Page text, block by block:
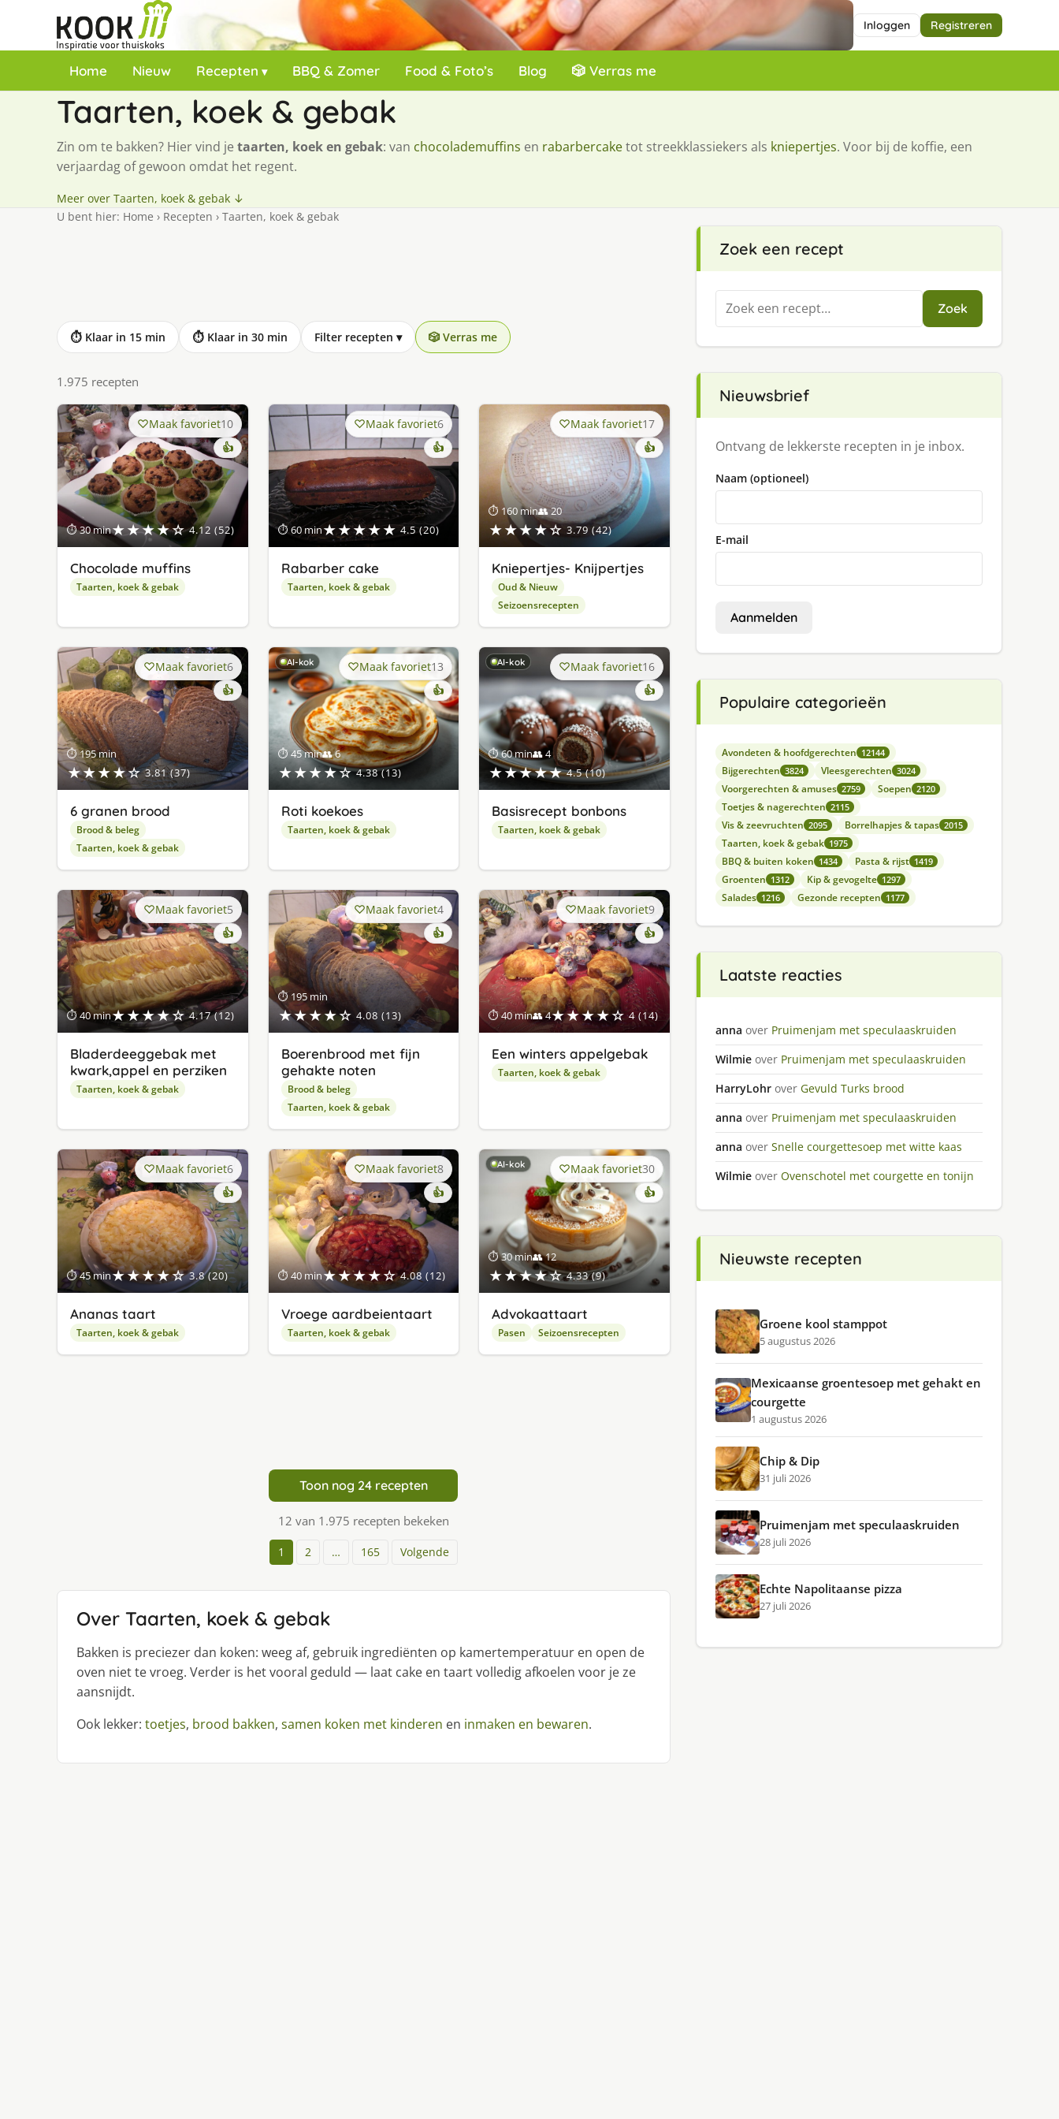
Inloggen Registreren
Home Nieuw Recepten BBQ & Zomer Food & Foto’s Blog 🎲 Verras me
Taarten, koek & gebak
Zin om te bakken? Hier vind je taarten, koek en gebak: van chocolademuffins en rabarbercaketot streekklassiekers als kniepertjes. Voor bij de koffie, een
verjaardag of gewoon omdat het regent.
Meer over Taarten, koek & gebak ↓
U bent hier: Home › Recepten › Taarten, koek & gebak
⏱ Klaar in 15 min ⏱ Klaar in 30 min Filter recepten ▾ 🎲 Verras me
1.975 recepten
⏱ 30 min★★★★☆ 4.12 (52)
Maak favoriet10
👍
Chocolade muffins
Taarten, koek & gebak
⏱ 60 min★★★★★ 4.5 (20)
Maak favoriet6
👍
Rabarber cake
Taarten, koek & gebak
⏱ 160 min👥 20
★★★★☆ 3.79 (42)
Maak favoriet17
👍
Kniepertjes- Knijpertjes
Oud & Nieuw
Seizoensrecepten
⏱ 195 min
★★★★☆ 3.81 (37)
Maak favoriet6
👍
6 granen brood
Brood & beleg
Taarten, koek & gebak
AI-kok
⏱ 45 min👥 6
★★★★☆ 4.38 (13)
Maak favoriet13
👍
Roti koekoes
Taarten, koek & gebak
AI-kok
⏱ 60 min👥 4
★★★★★ 4.5 (10)
Maak favoriet16
👍
Basisrecept bonbons
Taarten, koek & gebak
⏱ 40 min★★★★☆ 4.17 (12)
Maak favoriet5
👍
Bladerdeeggebak met
kwark,appel en perziken
Taarten, koek & gebak
⏱ 195 min
★★★★☆ 4.08 (13)
Maak favoriet4
👍
Boerenbrood met fijn
gehakte noten
Brood & beleg
Taarten, koek & gebak
⏱ 40 min👥 4★★★★☆ 4 (14)
Maak favoriet9
👍
Een winters appelgebak
Taarten, koek & gebak
⏱ 45 min★★★★☆ 3.8 (20)
Maak favoriet6
👍
Ananas taart
Taarten, koek & gebak
⏱ 40 min★★★★☆ 4.08 (12)
Maak favoriet8
👍
Vroege aardbeientaart
Taarten, koek & gebak
AI-kok
⏱ 30 min👥 12
★★★★☆ 4.33 (9)
Maak favoriet30
👍
Advokaattaart
Pasen Seizoensrecepten
Toon nog 24 recepten
12 van 1.975 recepten bekeken
1 2 … 165 Volgende
Over Taarten, koek & gebak
Bakken is preciezer dan koken: weeg af, gebruik ingrediënten op kamertemperatuur en open de
oven niet te vroeg. Verder is het vooral geduld — laat cake en taart volledig afkoelen voor je ze
aansnijdt.
Ook lekker: toetjes, brood bakken, samen koken met kinderen en inmaken en bewaren.
Zoek een recept
Zoeken
naar:
Zoek
Nieuwsbrief
Ontvang de lekkerste recepten in je inbox.
Naam (optioneel)
E-mail
Aanmelden
Populaire categorieën
Avondeten & hoofdgerechten 12144
Bijgerechten 3824 Vleesgerechten 3024
Voorgerechten & amuses 2759 Soepen 2120
Toetjes & nagerechten 2115
Vis & zeevruchten 2095 Borrelhapjes & tapas 2015
Taarten, koek & gebak 1975
BBQ & buiten koken 1434 Pasta & rijst 1419
Groenten 1312 Kip & gevogelte 1297
Salades 1216 Gezonde recepten 1177
Laatste reacties
anna over Pruimenjam met speculaaskruiden
Wilmie over Pruimenjam met speculaaskruiden
HarryLohr over Gevuld Turks brood
anna over Pruimenjam met speculaaskruiden
anna over Snelle courgettesoep met witte kaas
Wilmie over Ovenschotel met courgette en tonijn
Nieuwste recepten
Groene kool stamppot
5 augustus 2026
Mexicaanse groentesoep met gehakt en
courgette
1 augustus 2026
Chip & Dip
31 juli 2026
Pruimenjam met speculaaskruiden
28 juli 2026
Echte Napolitaanse pizza
27 juli 2026